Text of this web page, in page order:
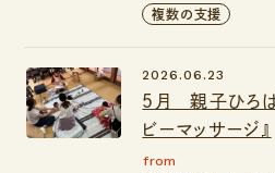
複数の支援
５月 親子ひろ
ビーマッサージ』
2026.06.23
from